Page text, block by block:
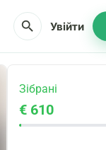
search Увійти
Зібрані
€ 610